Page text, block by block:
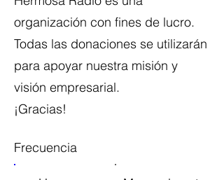
organización con fines de lucro.
Todas las donaciones se utilizarán
para apoyar nuestra misión y
visión empresarial.
¡Gracias!
Frecuencia